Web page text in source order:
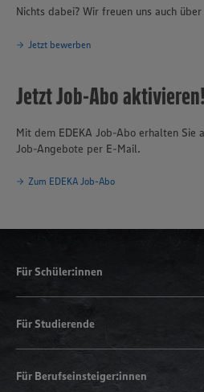
Nichts dabei? Wir freuen uns auch
Jetzt bewerben
Jetzt Job-Abo aktivieren!
Mit dem EDEKA Job-Abo erhalten Sie
Job-Angebote per E-Mail.
Zum EDEKA Job-Abo
Für Schüler:innen
Für Studierende
Für Berufseinsteiger:innen